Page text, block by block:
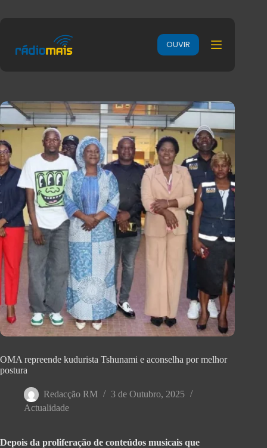
OUVIR
OMA repreende kudurista Tshunami e aconselha por melhor
postura
Redacção RM
3 de Outubro, 2025
Actualidade
Depois da proliferação de conteúdos musicais que